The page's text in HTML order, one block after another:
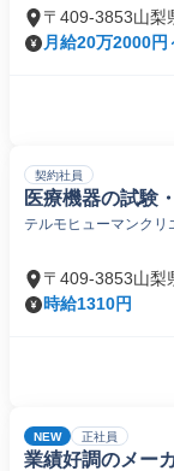
〒409-3853山梨
月給20万2000円
契約社員
医療機器の試験
テルモヒューマンクリ
〒409-3853山梨
時給1310円
NEW 正社員
業績好調のメー